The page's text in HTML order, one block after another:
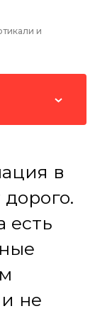
и
в
есть
не